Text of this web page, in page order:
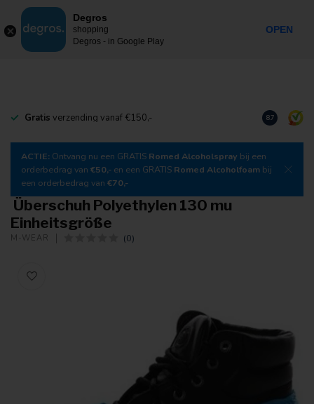
MENU
Gratis verzending vanaf €150,- Laden Sie
8.7
ACTIE: Ontvang nu een GRATIS Romed Alcoholspray bij een
orderbedrag van €50,- en een GRATIS Romed Alcoholfoam bij
een orderbedrag van €70,-
Überschuh Polyethylen 130 mu
Einheitsgröße
M-WEAR (0)
Degros
shopping
Degros - in Google Play
OPEN